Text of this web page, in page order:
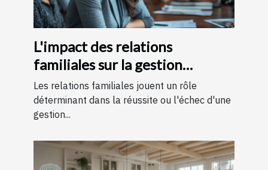
L'impact des relations
familiales sur la gestion
d'entreprise
Les relations familiales jouent un rôle
déterminant dans la réussite ou l'échec d'une
gestion...